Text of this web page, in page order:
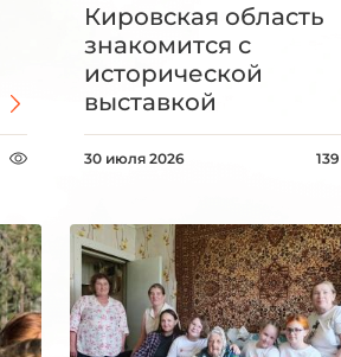
Кировская область
знакомится с
исторической
выставкой
30 июля 2026 139